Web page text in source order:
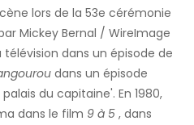
lors de la 53e cérémonie
Mickey Bernal / WireImage
dans un épisode de
dans un épisode
du capitaine'. En 1980,
dans le film 9 à 5 , dans